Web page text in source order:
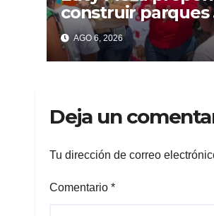
construir parques
centros
para prevenir
violencia y
AGO 6, 2026
Deja un
Tu dirección de correo
Comentario *